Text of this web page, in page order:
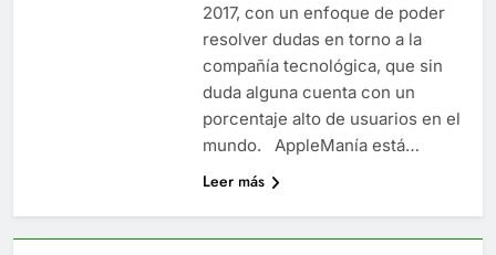
2017, con un enfoque de poder
resolver dudas en torno a la
compañía tecnológica, que sin
duda alguna cuenta con un
porcentaje alto de usuarios en el
mundo. AppleManía está…
Leer más